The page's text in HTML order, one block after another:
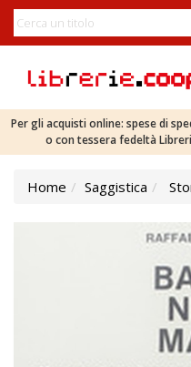
Per gli acquisti online: spese di
o con tessera fedeltà
Home Saggistica